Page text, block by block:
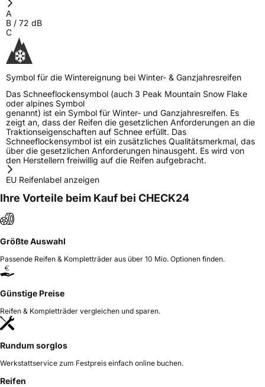
A
B / 72 dB
C
Symbol für die Wintereignung bei Winter- & Ganzjahresreifen
Das Schneeflockensymbol (auch 3 Peak Mountain Snow Flake
oder alpines Symbol
genannt) ist ein Symbol für Winter- und Ganzjahresreifen. Es
zeigt an, dass der Reifen die gesetzlichen Anforderungen an die
Traktionseigenschaften auf Schnee erfüllt. Das
Schneeflockensymbol ist ein zusätzliches Qualitätsmerkmal, das
über die gesetzlichen Anforderungen hinausgeht. Es wird von
den Herstellern freiwillig auf die Reifen aufgebracht.
EU Reifenlabel anzeigen
Ihre Vorteile beim Kauf bei CHECK24
Größte Auswahl
Passende Reifen & Kompletträder aus über 10 Mio. Optionen finden.
Günstige Preise
Reifen & Kompletträder vergleichen und sparen.
Rundum sorglos
Werkstattservice zum Festpreis einfach online buchen.
Reifen